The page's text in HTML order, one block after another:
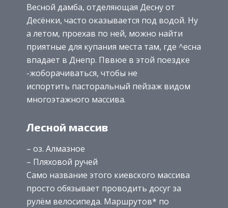
Весной дамба, отделяющая Десну от
Десёнки, часто оказывается под водой. Ну
а летом, проехав по ней, можно найти
приятные для купания места там, где ^есна
впадает в Днепр. Пввюе в этой поездке
-жоборачиваться, чтобы не
испортить пасторальный пейзаж видом
многоэтажного массива.
Лесной массив
– оз. Алмазное
– Пляховой ручей
Само название этого киевского массива
просто обязывает проводить досуг за
рулём велосипеда. Маршрутов* по